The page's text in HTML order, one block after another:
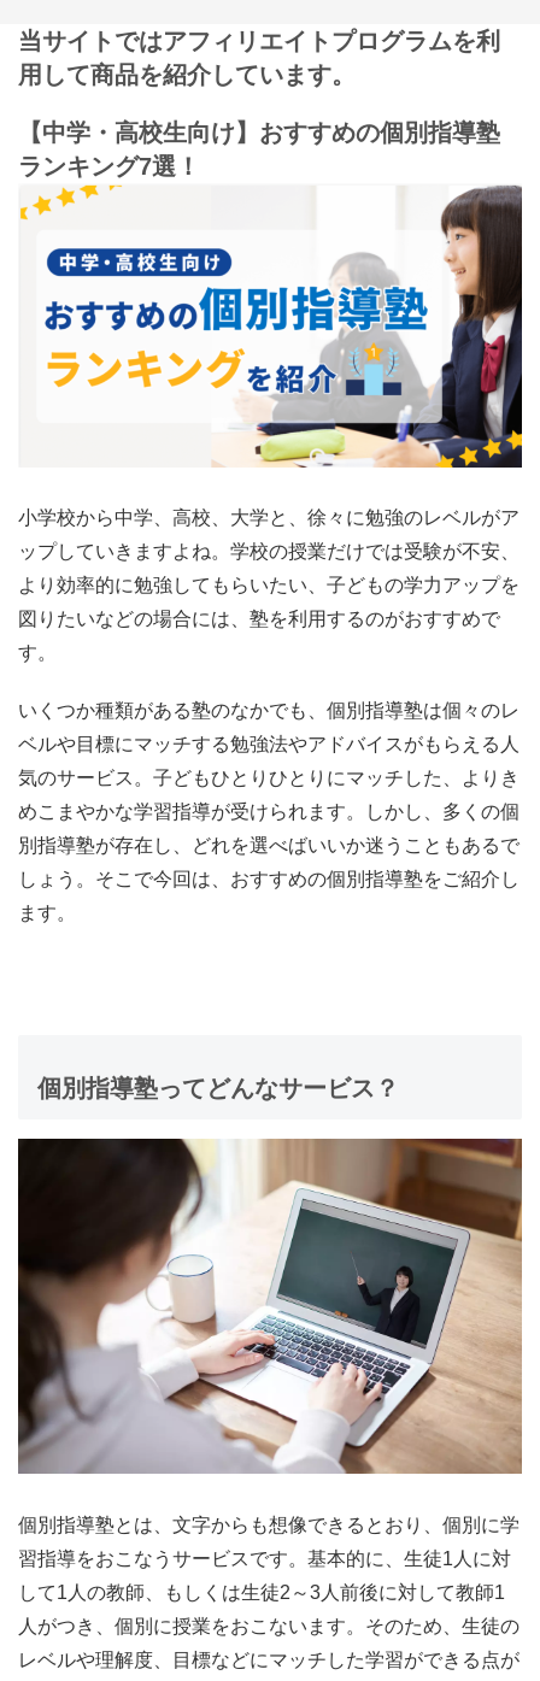
当サイトではアフィリエイトプログラムを利
用して商品を紹介しています。
【中学・高校生向け】おすすめの個別指導塾
ランキング7選！
小学校から中学、高校、大学と、徐々に勉強のレベルがア
ップしていきますよね。学校の授業だけでは受験が不安、
より効率的に勉強してもらいたい、子どもの学力アップを
図りたいなどの場合には、塾を利用するのがおすすめで
す。
いくつか種類がある塾のなかでも、 個別指導塾は個々のレ
ベルや目標にマッチする勉強法やアドバイスがもらえる人
気のサービス。 子どもひとりひとりにマッチした、よりき
めこまやかな学習指導が受けられます。しかし、多くの個
別指導塾が存在し、どれを選べばいいか迷うこともあるで
しょう。そこで今回は、おすすめの個別指導塾をご紹介し
ます。
個別指導塾ってどんなサービス？
個別指導塾とは、文字からも想像できるとおり、 個別に学
習指導をおこなう サービスです。基本的に、生徒1人に対
して1人の教師、もしくは生徒2～3人前後に対して教師1
人がつき、個別に授業をおこないます。そのため、生徒の
レベルや理解度、目標などにマッチした学習ができる点が